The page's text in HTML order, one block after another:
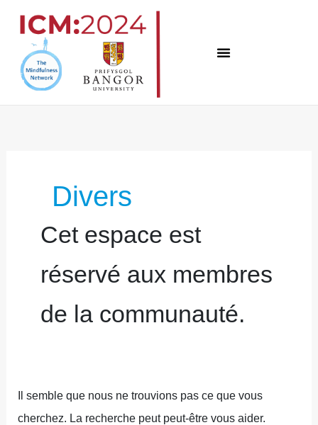
content
Divers
Cet espace est
réservé aux membres
de la communauté.
Il semble que nous ne trouvions pas ce que vous
cherchez. La recherche peut peut-être vous aider.